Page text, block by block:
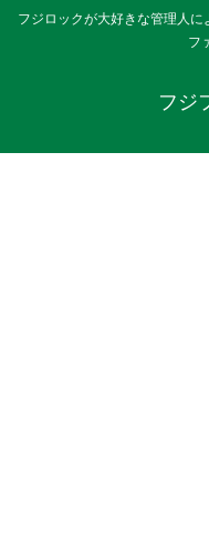
フジロックが大好きな管理人
フ
フジ